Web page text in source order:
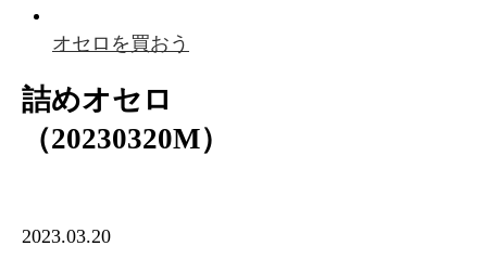
オセロを買おう
詰めオセロ
（20230320M）
2023.03.20